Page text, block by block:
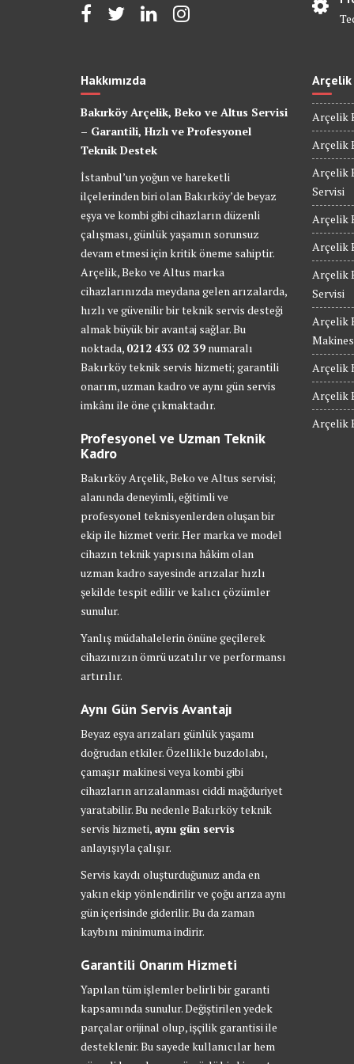
Hakkımızda
Bakırköy Arçelik, Beko ve Altus Servisi
– Garantili, Hızlı ve Profesyonel
Teknik Destek
İstanbul’un yoğun ve hareketli
ilçelerinden biri olan Bakırköy’de beyaz
eşya ve kombi gibi cihazların düzenli
çalışması, günlük yaşamın sorunsuz
devam etmesi için kritik öneme sahiptir.
Arçelik, Beko ve Altus marka
cihazlarınızda meydana gelen arızalarda,
hızlı ve güvenilir bir teknik servis desteği
almak büyük bir avantaj sağlar. Bu
noktada, 0212 433 02 39 numaralı
Bakırköy teknik servis hizmeti; garantili
onarım, uzman kadro ve aynı gün servis
imkânı ile öne çıkmaktadır.
Profesyonel ve Uzman Teknik
Kadro
Bakırköy Arçelik, Beko ve Altus servisi;
alanında deneyimli, eğitimli ve
profesyonel teknisyenlerden oluşan bir
ekip ile hizmet verir. Her marka ve model
cihazın teknik yapısına hâkim olan
uzman kadro sayesinde arızalar hızlı
şekilde tespit edilir ve kalıcı çözümler
sunulur.
Yanlış müdahalelerin önüne geçilerek
cihazınızın ömrü uzatılır ve performansı
artırılır.
Aynı Gün Servis Avantajı
Beyaz eşya arızaları günlük yaşamı
doğrudan etkiler. Özellikle buzdolabı,
çamaşır makinesi veya kombi gibi
cihazların arızalanması ciddi mağduriyet
yaratabilir. Bu nedenle Bakırköy teknik
servis hizmeti, aynı gün servis
anlayışıyla çalışır.
Servis kaydı oluşturduğunuz anda en
yakın ekip yönlendirilir ve çoğu arıza aynı
gün içerisinde giderilir. Bu da zaman
kaybını minimuma indirir.
Garantili Onarım Hizmeti
Yapılan tüm işlemler belirli bir garanti
kapsamında sunulur. Değiştirilen yedek
parçalar orijinal olup, işçilik garantisi ile
desteklenir. Bu sayede kullanıcılar hem
Arçelik
Arçelik
Arçelik
Arçelik
Servisi
Arçelik
Arçelik
Arçelik
Servisi
Arçelik
Arçelik
Arçelik
Arçelik